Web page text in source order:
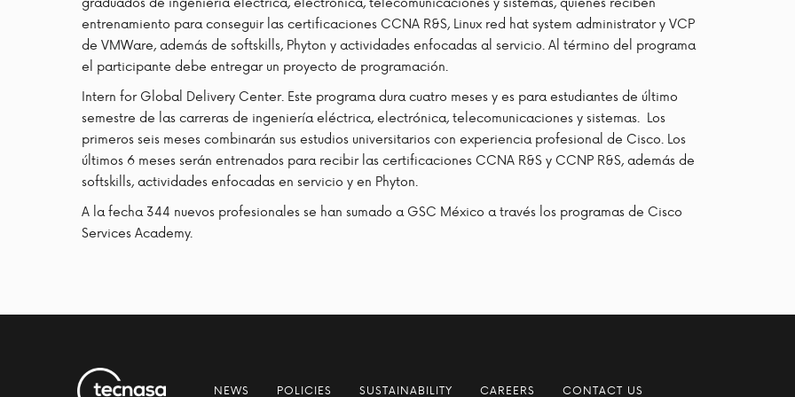
entrenamiento para conseguir las certificaciones CCNA R&S, Linux red hat system administrator y VCP
de VMWare, además de softskills, Phyton y actividades enfocadas al servicio. Al término del programa
el participante debe entregar un proyecto de programación.
Intern for Global Delivery Center. Este programa dura cuatro meses y es para estudiantes de último
semestre de las carreras de ingeniería eléctrica, electrónica, telecomunicaciones y sistemas. Los
primeros seis meses combinarán sus estudios universitarios con experiencia profesional de Cisco. Los
últimos 6 meses serán entrenados para recibir las certificaciones CCNA R&S y CCNP R&S, además de
softskills, actividades enfocadas en servicio y en Phyton.
A la fecha 344 nuevos profesionales se han sumado a GSC México a través los programas de Cisco
Services Academy.
NEWS POLICIES SUSTAINABILITY CAREERS CONTACT US